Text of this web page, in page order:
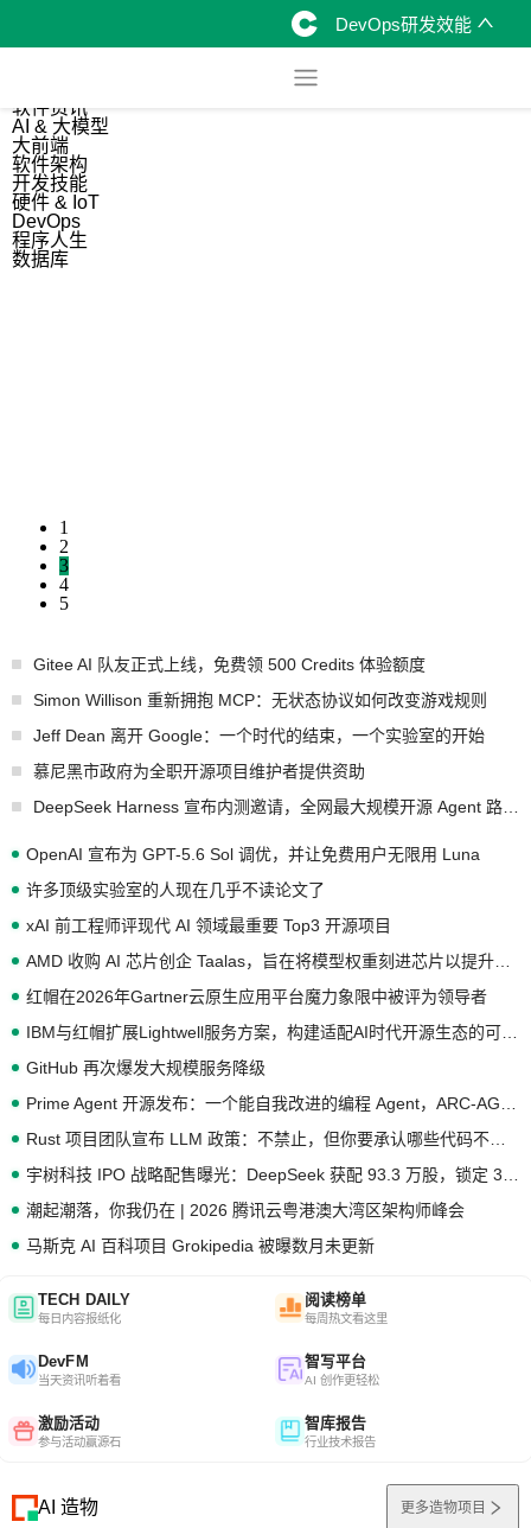
DevOps研发效能
软件资讯
AI & 大模型
大前端
软件架构
开发技能
硬件 & IoT
DevOps
程序人生
数据库
1
2
3
4
5
Gitee AI 队友正式上线，免费领 500 Credits 体验额度
Simon Willison 重新拥抱 MCP：无状态协议如何改变游戏规则
Jeff Dean 离开 Google：一个时代的结束，一个实验室的开始
慕尼黑市政府为全职开源项目维护者提供资助
OpenAI 宣布为 GPT-5.6 Sol 调优，并让免费用户无限用 Luna
许多顶级实验室的人现在几乎不读论文了
xAI 前工程师评现代 AI 领域最重要 Top3 开源项目
红帽在2026年Gartner云原生应用平台魔力象限中被评为领导者
GitHub 再次爆发大规模服务降级
潮起潮落，你我仍在 | 2026 腾讯云粤港澳大湾区架构师峰会
马斯克 AI 百科项目 Grokipedia 被曝数月未更新
TECH DAILY
每日内容报纸化
阅读榜单
每周热文看这里
DevFM
当天资讯听着看
智写平台
AI 创作更轻松
激励活动
参与活动赢源石
智库报告
行业技术报告
AI 造物 更多造物项目